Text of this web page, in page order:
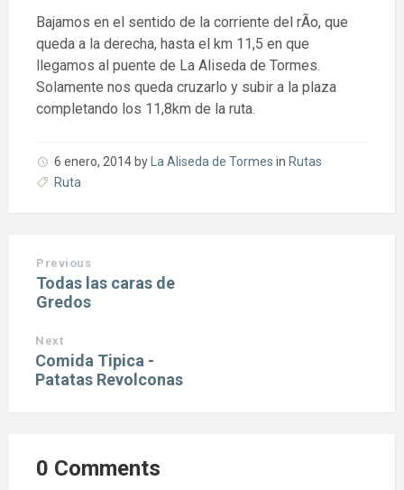
Bajamos en el sentido de la corriente del rÃ­o, que
queda a la derecha, hasta el km 11,5 en que
llegamos al puente de La Aliseda de Tormes.
Solamente nos queda cruzarlo y subir a la plaza
completando los 11,8km de la ruta.
6 enero, 2014 by La Aliseda de Tormes in Rutas
Ruta
Previous
Todas las caras de
Gredos
Next
Comida Tipica -
Patatas Revolconas
0 Comments